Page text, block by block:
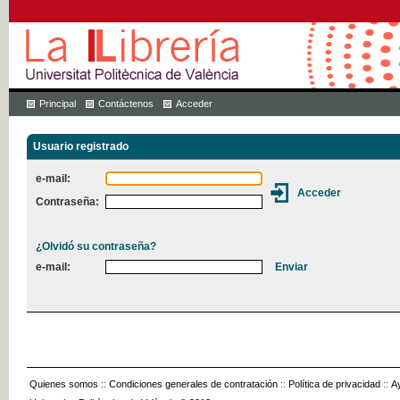
Principal Contáctenos Acceder
Usuario registrado
e-mail:
Contraseña:
¿Olvidó su contraseña?
e-mail:
Quienes somos :: Condiciones generales de contratación :: Política de privacidad ::